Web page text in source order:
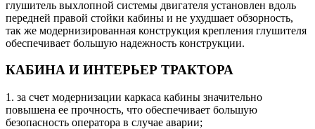
глушитель выхлопной системы двигателя установлен вдоль
передней правой стойки кабины и не ухудшает обзорность,
так же модернизированная конструкция крепления глушителя
обеспечивает большую надежность конструкции.
КАБИНА И ИНТЕРЬЕР ТРАКТОРА
1. за счет модернизации каркаса кабины значительно
повышена ее прочность, что обеспечивает большую
безопасность оператора в случае аварии;